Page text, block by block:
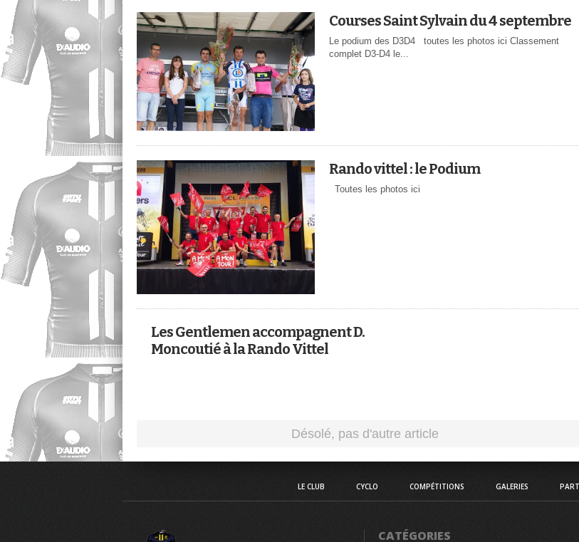
Courses Saint Sylvain du 4 septembre
Le podium des D3D4 toutes les photos ici Classement
complet D3-D4 le...
Rando vittel : le Podium
Toutes les photos ici
Les Gentlemen accompagnent D.
Moncoutié à la Rando Vittel
LE CLUB CYCLO COMPÉTITIONS
Le Club des Gentlemen d'Anjou est affilié à la FFC.
CATÉGORIES
CompétitionsCourses
Cyclisme Cyclo